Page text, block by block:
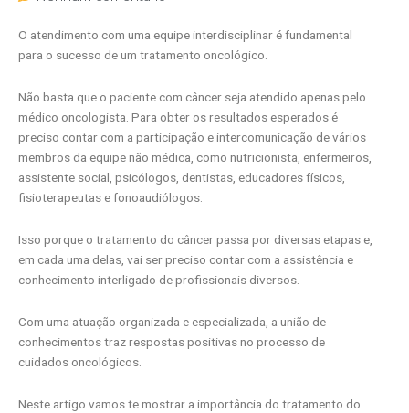
O atendimento com uma equipe interdisciplinar é fundamental
para o sucesso de um tratamento oncológico.
Não basta que o paciente com câncer seja atendido apenas pelo
médico oncologista. Para obter os resultados esperados é
preciso contar com a participação e intercomunicação de vários
membros da equipe não médica, como nutricionista, enfermeiros,
assistente social, psicólogos, dentistas, educadores físicos,
fisioterapeutas e fonoaudiólogos.
Isso porque o tratamento do câncer passa por diversas etapas e,
em cada uma delas, vai ser preciso contar com a assistência e
conhecimento interligado de profissionais diversos.
Com uma atuação organizada e especializada, a união de
conhecimentos traz respostas positivas no processo de
cuidados oncológicos.
Neste artigo vamos te mostrar a importância do tratamento do